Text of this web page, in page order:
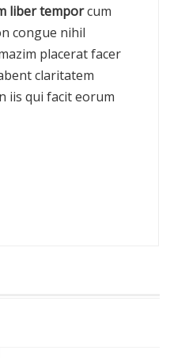
liber temporcum
congue nihil
placerat facer
claritatem
iis qui facit eorum